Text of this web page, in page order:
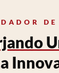
DE